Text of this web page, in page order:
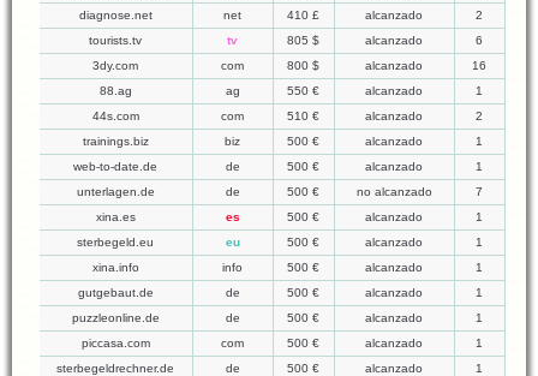
diagnose.net
net 410 £ alcanzado
2
tourists.tv
tv 805 $ alcanzado
6
3dy.com
com 800 $ alcanzado
16
88.ag
ag 550 € alcanzado
1
44s.com
com 510 € alcanzado
2
trainings.biz
biz 500 € alcanzado
1
web-to-date.de
de 500 € alcanzado
1
unterlagen.de
de 500 € no alcanzado
7
xina.es
es 500 € alcanzado
1
sterbegeld.eu
eu 500 € alcanzado
1
xina.info
info 500 € alcanzado
1
gutgebaut.de
de 500 € alcanzado
1
puzzleonline.de
de 500 € alcanzado
1
piccasa.com
com 500 € alcanzado
1
sterbegeldrechner.de
de 500 € alcanzado
1